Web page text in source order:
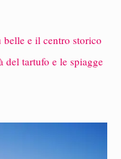
belle e il centro storico
del tartufo e le spiagge